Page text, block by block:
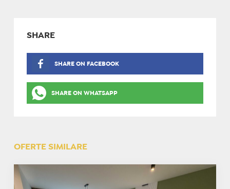
SHARE
SHARE ON FACEBOOK
SHARE ON WHATSAPP
OFERTE SIMILARE